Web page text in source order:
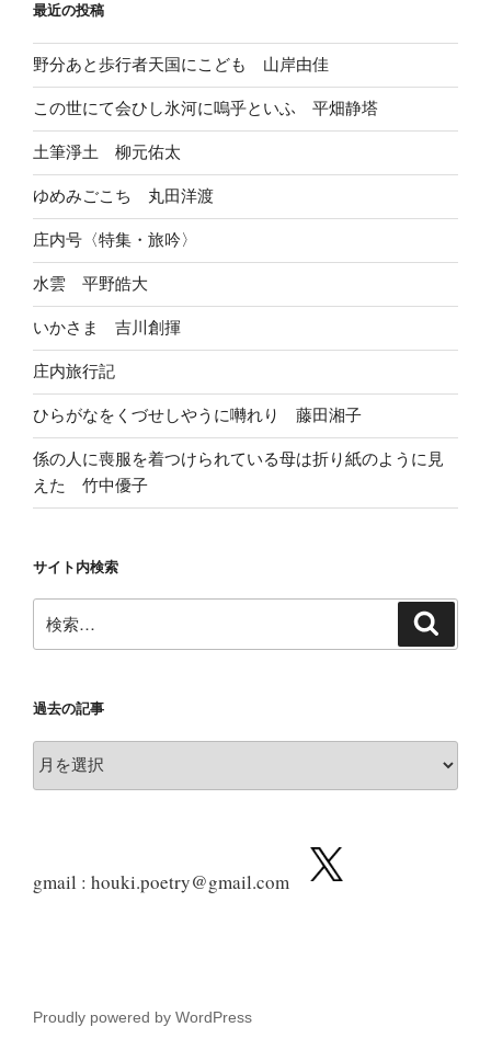
最近の投稿
野分あと歩行者天国にこども 山岸由佳
この世にて会ひし氷河に嗚乎といふ 平畑静塔
土筆淨土 柳元佑太
ゆめみごこち 丸田洋渡
庄内号〈特集・旅吟〉
水雲 平野皓大
いかさま 吉川創揮
庄内旅行記
ひらがなをくづせしやうに囀れり 藤田湘子
係の人に喪服を着つけられている母は折り紙のように見
えた 竹中優子
サイト内検索
索:
過去の記事
去
gmail : houki.poetry@gmail.com
Proudly powered by WordPress